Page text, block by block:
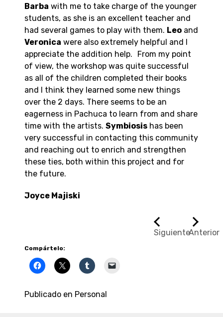
Barba with me to take charge of the younger
students, as she is an excellent teacher and
had several games to play with them. Leo and
Veronica were also extremely helpful and I
appreciate the addition help. From my point
of view, the workshop was quite successful
as all of the children completed their books
and I think they learned some new things
over the 2 days. There seems to be an
eagerness in Pachuca to learn from and share
time with the artists.Symbiosis has been
very successful in contacting this community
and reaching out to enrich and strengthen
these ties, both within this project and for
the future.
Joyce Majiski
Anterior
Siguiente
Compártelo:
Publicado en Personal